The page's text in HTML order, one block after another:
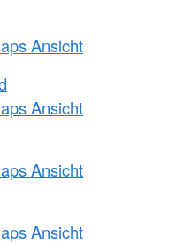
Ansicht
Ansicht
Ansicht
Ansicht